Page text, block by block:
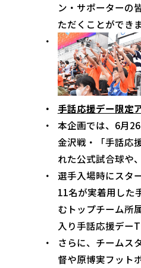
ン・サポーターの
ただくことができ
手話応援デー限定
本企画では、6月
金沢戦・「手話応
れた公式試合球や、
選手入場時にスタ
11名が実着用した
むトップチーム所
入り手話応援デー
さらに、チームス
督や原博実フット